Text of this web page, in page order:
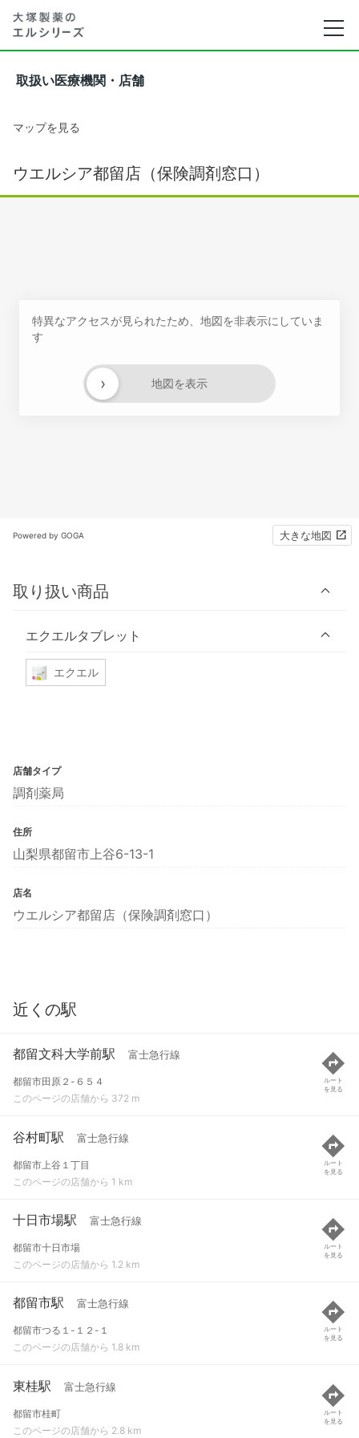
取扱い医療機関・店舗
マップを見る
ウエルシア都留店（保険調剤窓口）
特異なアクセスが見られたため、地図を非表示にしていま
す
地図を表示
›
Powered by GOGA 大きな地図
取り扱い商品
エクエルタブレット
エクエル
店舗タイプ
調剤薬局
住所
山梨県都留市上谷6-13-1
店名
ウエルシア都留店（保険調剤窓口）
近くの駅
都留文科大学前駅 富士急行線
都留市田原２-６５４
このページの店舗から 372 m
ルート
を見る
谷村町駅 富士急行線
都留市上谷１丁目
このページの店舗から 1 km
ルート
を見る
十日市場駅 富士急行線
都留市十日市場
このページの店舗から 1.2 km
ルート
を見る
都留市駅 富士急行線
都留市つる１-１２-１
このページの店舗から 1.8 km
ルート
を見る
東桂駅 富士急行線
都留市桂町
このページの店舗から 2.8 km
ルート
を見る